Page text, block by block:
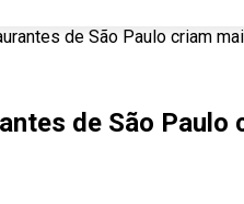
de São Paulo criam
de São